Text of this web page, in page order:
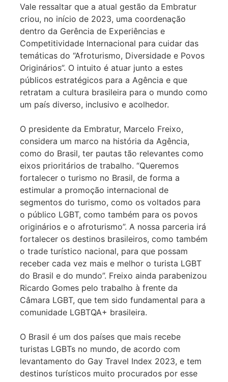
Vale ressaltar que a atual gestão da Embratur
criou, no início de 2023, uma coordenação
dentro da Gerência de Experiências e
Competitividade Internacional para cuidar das
temáticas do “Afroturismo, Diversidade e Povos
Originários”. O intuito é atuar junto a estes
públicos estratégicos para a Agência e que
retratam a cultura brasileira para o mundo como
um país diverso, inclusivo e acolhedor.
O presidente da Embratur, Marcelo Freixo,
considera um marco na história da Agência,
como do Brasil, ter pautas tão relevantes como
eixos prioritários de trabalho. “Queremos
fortalecer o turismo no Brasil, de forma a
estimular a promoção internacional de
segmentos do turismo, como os voltados para
o público LGBT, como também para os povos
originários e o afroturismo”. A nossa parceria irá
fortalecer os destinos brasileiros, como também
o trade turístico nacional, para que possam
receber cada vez mais e melhor o turista LGBT
do Brasil e do mundo”. Freixo ainda parabenizou
Ricardo Gomes pelo trabalho à frente da
Câmara LGBT, que tem sido fundamental para a
comunidade LGBTQA+ brasileira.
O Brasil é um dos países que mais recebe
turistas LGBTs no mundo, de acordo com
levantamento do Gay Travel Index 2023, e tem
destinos turísticos muito procurados por esse